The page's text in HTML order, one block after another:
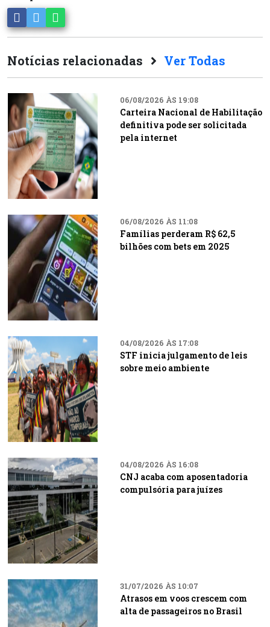
Notícias relacionadas Ver Todas
06/08/2026 ÀS 19:08
Carteira Nacional de Habilitação
definitiva pode ser solicitada
pela internet
06/08/2026 ÀS 11:08
Famílias perderam R$ 62,5
bilhões com bets em 2025
04/08/2026 ÀS 17:08
STF inicia julgamento de leis
sobre meio ambiente
04/08/2026 ÀS 16:08
CNJ acaba com aposentadoria
compulsória para juízes
31/07/2026 ÀS 10:07
Atrasos em voos crescem com
alta de passageiros no Brasil